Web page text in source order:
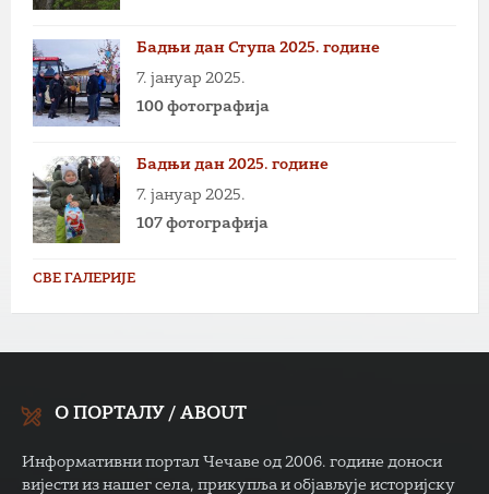
Бадњи дан Ступа 2025. године
7. јануар 2025.
100 фотографија
Бадњи дан 2025. године
7. јануар 2025.
107 фотографија
СВЕ ГАЛЕРИЈЕ
О ПОРТАЛУ / ABOUT
Информативни портал Чечаве од 2006. године доноси
вијести из нашег села, прикупља и објављује историјску